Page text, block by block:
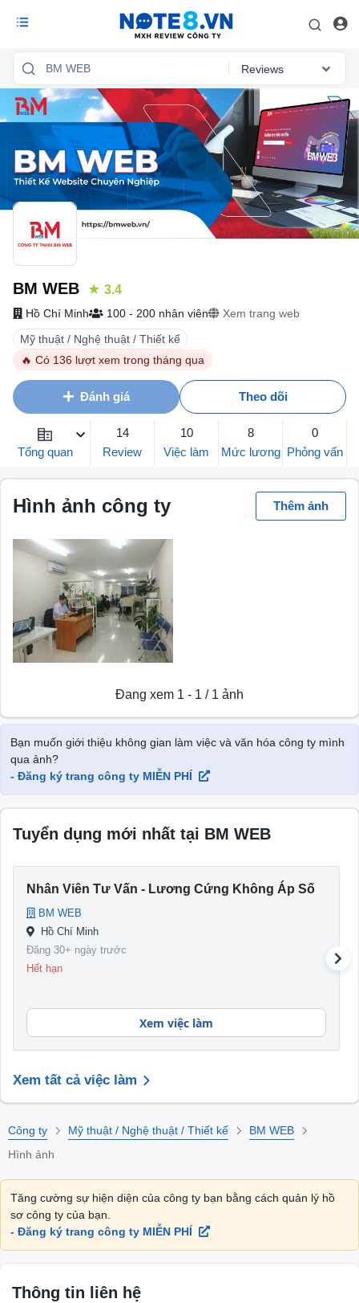
Reviews
Reviews
Việc làm
Mức lương
Phỏng vấn
Tổng quan
BM WEB ★ 3.4
Hồ Chí Minh 100 - 200 nhân viên
Xem trang web
Mỹ thuật / Nghệ thuật / Thiết kế
🔥 Có 136 lượt xem trong tháng qua
Đánh giá Theo dõi
Tổng quan
14
Review
10
Việc làm
8
Mức lương
0
Phỏng vấn
Hình ảnh công ty Thêm ảnh
Đang xem 1 - 1 / 1 ảnh
Bạn muốn giới thiệu không gian làm việc và văn hóa công ty mình
qua ảnh?
- Đăng ký trang công ty MIỄN PHÍ
Tuyển dụng mới nhất tại BM WEB
Nhân Viên Tư Vấn - Lương Cứng Không Áp Số
BM WEB
Hồ Chí Minh
Đăng 30+ ngày trước
Hết hạn
Xem việc làm
Xem tất cả việc làm
Công ty Mỹ thuật / Nghệ thuật / Thiết kế
BM WEB
Hình ảnh
Tăng cường sự hiện diện của công ty bạn bằng cách quản lý hồ
sơ công ty của bạn.
- Đăng ký trang công ty MIỄN PHÍ
Thông tin liên hệ